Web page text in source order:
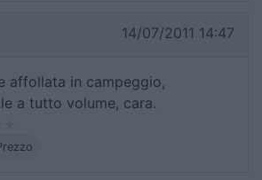
14/07/2011 14:47
affollata in campeggio,
a tutto volume, cara.